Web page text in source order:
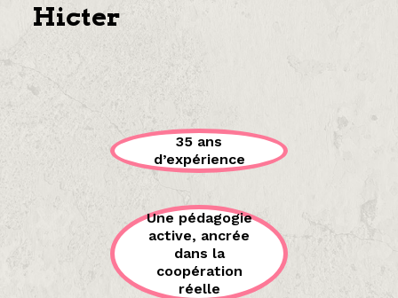
Hicter
35 ans
d’expérience
Une pédagogie
active, ancrée
dans la
coopération
réelle